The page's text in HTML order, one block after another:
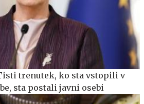
trenutek, ko sta vstopili v
sta postali javni osebi